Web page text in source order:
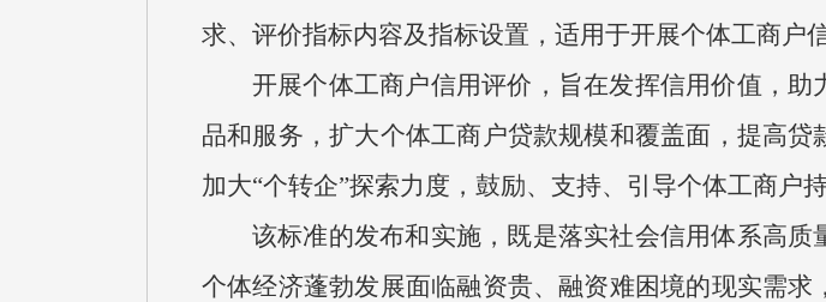
求、评价指标内容及指标设置，适用于开展个体工商户
开展个体工商户信用评价，旨在发挥信用价值，
品和服务，扩大个体工商户贷款规模和覆盖面，提高
加大“个转企”探索力度，鼓励、支持、引导个体工商户
该标准的发布和实施，既是落实社会信用体系高
个体经济蓬勃发展面临融资贵、融资难困境的现实需